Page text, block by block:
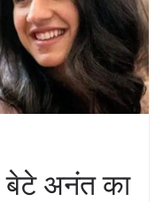
अनंत का